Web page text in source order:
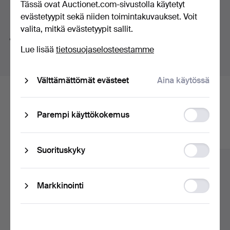
Viewing 24-28/11 1-5 pm.
huutokaupat
Hakuvinkkejä
haet sanallakorulöydämme myösranne
Tässä ovat arkistossamme olevat
esineet, jotka vastaavat hakuasi
Tässä ovat Auctionet.com-sivustolla käytetyt
evästetyypit sekä niiden toimintakuvaukset. Voit
valita, mitkä evästetyypit sallit.
Lue lisää tietosuojaselosteestamme
Välttämättömät evästeet Aina käytössä
Parempi käyttökokemus
storage
Suorituskyky
storage
Markkinointi
Ad
storage